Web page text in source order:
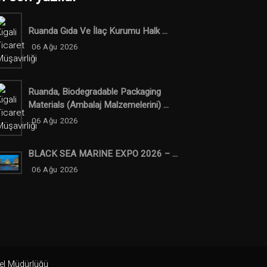
Ruanda Gıda Ve İlaç Kurumu Halk ...
06 Ağu 2026
Ruanda, Biodegradable Packaging
Materials (ambalaj Malzemelerini) ...
06 Ağu 2026
BLACK SEA MARINE EXPO 2026 – ...
06 Ağu 2026
Müdürlüğü